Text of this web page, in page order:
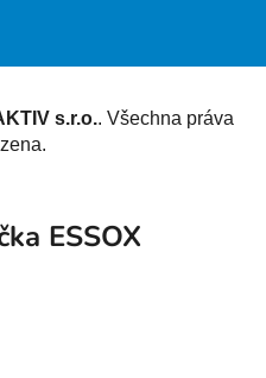
s.r.o.. Všechna práva
ESSOX